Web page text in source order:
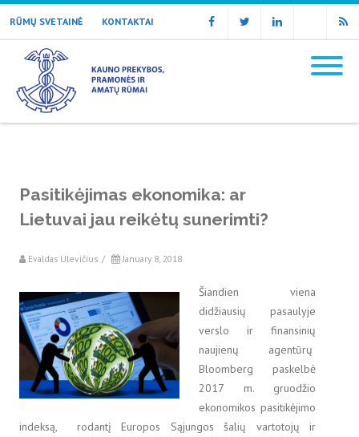
RŪMŲ SVETAINĖ KONTAKTAI
Email RSS
Pasitikėjimas ekonomika: ar
Lietuvai jau reikėtų sunerimti?
Evaldas Ulevičius / January 8, 2018
Šiandien viena
didžiausių pasaulyje
verslo ir finansinių
naujienų agentūrų
Bloomberg paskelbė
2017 m. gruodžio
ekonomikos pasitikėjimo
indeksą, rodantį Europos Sąjungos šalių vartotojų ir